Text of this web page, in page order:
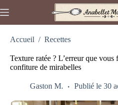
au
Accueil / Recettes
Texture ratée ? L’erreur que vous
confiture de mirabelles
Gaston M. Publié le 30